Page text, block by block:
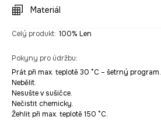
Materiál
Celý produkt: 100% Len
Pokyny pro údržbu:
Prát při max. teplotě 30 °C – šetrný program.
Nebělit.
Nesušte v sušičce.
Nečistit chemicky.
Žehlit při max. teplotě 150 °C.